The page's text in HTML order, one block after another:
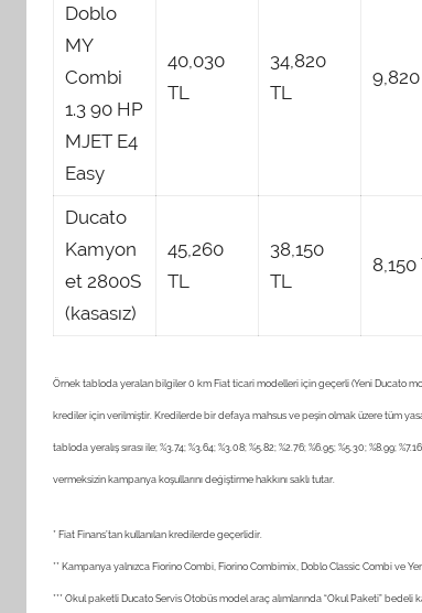
Doblo
MY
Combi
1.3 90 HP
MJET E4
Easy
40,030
TL
34,820
TL
Ducato
Kamyon
et 2800S
(kasasız)
45,260
TL
38,150
TL
8,150
Örnek tabloda yeralan bilgiler 0 km Fiat ticari modelleri için geçerli (Yeni Ducato
krediler için verilmiştir. Kredilerde bir defaya mahsus ve peşin olmak üzere tüm
tabloda yeralış sırası ile; %3.74; %3.64; %3.08; %5.82; %2.76; %6.95; %5.30;
vermeksizin kampanya koşullarını değiştirme hakkını saklı tutar.
* Fiat Finans’tan kullanılan kredilerde geçerlidir.
** Kampanya yalnızca Fiorino Combi, Fiorino Combimix, Doblo Classic Combi ve
*** Okul paketli Ducato Servis Otobüs model araç alımlarında “Okul Paketi”